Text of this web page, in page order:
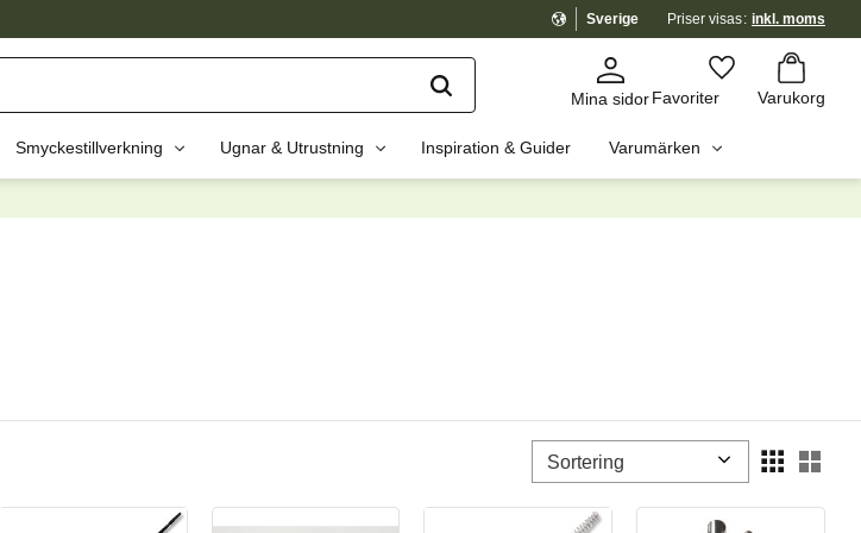
Sverige Priser visas inkl. moms
Mina sidorFavoriter Varukorg
Favoriter
Kundvagn
Smyckestillverkning Ugnar & Utrustning Inspiration & Guider Varumärken